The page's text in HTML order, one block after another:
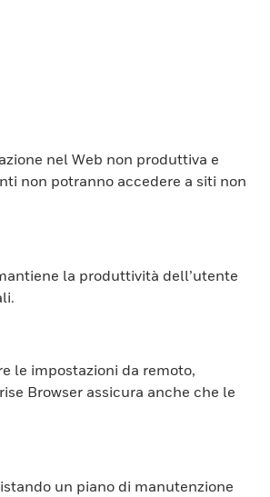
nel Web non produttiva e
non potranno accedere a siti non
la produttività dell’utente
le impostazioni da remoto,
Browser assicura anche che le
un piano di manutenzione